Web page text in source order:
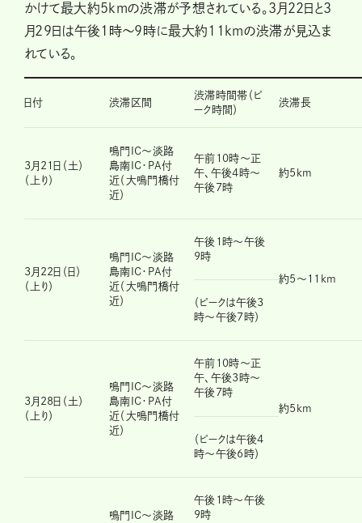
かけて最大約5kmの渋滞が予想されている。3月22日と3
月29日は午後1時～9時に最大約11kmの渋滞が見込ま
れている。
日付 渋滞区間
渋滞時間帯（ピ
ーク時間）
渋滞長
3月21日（土）
（上り）
鳴門IC～淡路
島南IC・PA付
近（大鳴門橋付
近）
午前10時～正
午、午後4時～
午後7時
約5km
3月22日（日）
（上り）
鳴門IC～淡路
島南IC・PA付
近（大鳴門橋付
近）
午後1時～午後
9時
約5～11km
（ピークは午後3
時～午後7時）
3月28日（土）
（上り）
鳴門IC～淡路
島南IC・PA付
近（大鳴門橋付
近）
午前10時～正
午、午後3時～
午後7時
約5km
（ピークは午後4
時～午後6時）
鳴門IC～淡路
午後1時～午後
9時